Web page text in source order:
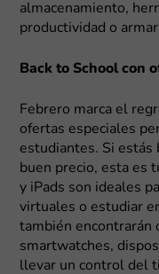
almacenamiento,
productividad o
Back to School con
Febrero marca el
ofertas especiales
estudiantes. Si estás
buen precio, esta es
y iPads son ideales
virtuales o estudiar
también encontrarán
smartwatches,
llevar un control del